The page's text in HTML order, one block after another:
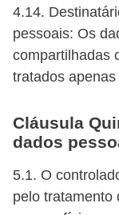
4.14.
pessoais: Os
compartilhadas
tratados
Cláusula
dados
5.1. O
pelo tratamento